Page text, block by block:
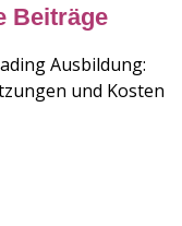
Beiträge